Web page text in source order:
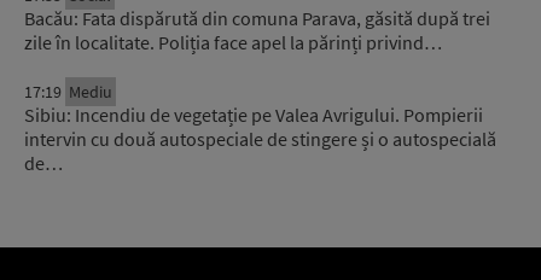
Bacău: Fata dispărută din comuna Parava, găsită după trei
zile în localitate. Poliția face apel la părinți privind…
17:19 Mediu
Sibiu: Incendiu de vegetație pe Valea Avrigului. Pompierii
intervin cu două autospeciale de stingere și o autospecială
de…